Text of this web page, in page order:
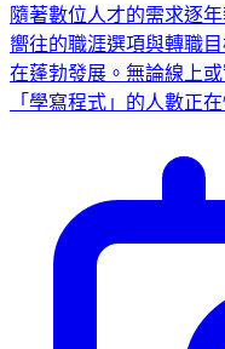
隨著數位人才的需求逐
嚮往的職涯選項與轉職
在蓬勃發展。無論線上
「學寫程式」的人數正